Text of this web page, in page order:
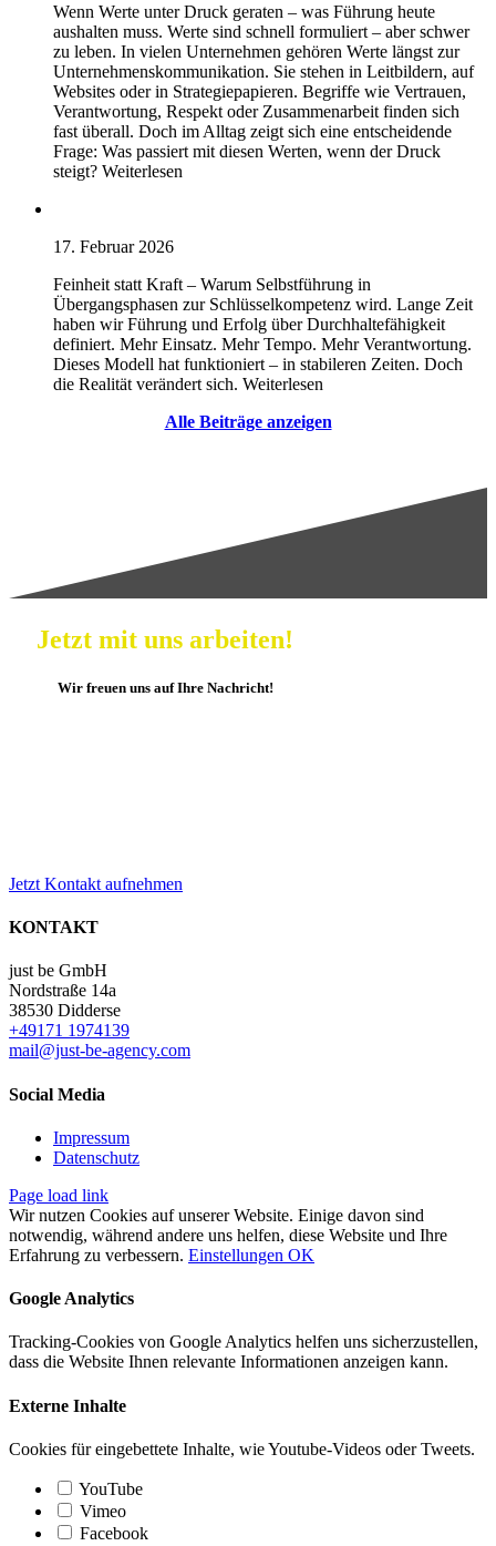
Wenn Werte unter Druck geraten – was Führung heute
aushalten muss. Werte sind schnell formuliert – aber schwer
zu leben. In vielen Unternehmen gehören Werte längst zur
Unternehmenskommunikation. Sie stehen in Leitbildern, auf
Websites oder in Strategiepapieren. Begriffe wie Vertrauen,
Verantwortung, Respekt oder Zusammenarbeit finden sich
fast überall. Doch im Alltag zeigt sich eine entscheidende
Frage: Was passiert mit diesen Werten, wenn der Druck
steigt? Weiterlesen
17. Februar 2026
Feinheit statt Kraft – Warum Selbstführung in
Übergangsphasen zur Schlüsselkompetenz wird. Lange Zeit
haben wir Führung und Erfolg über Durchhaltefähigkeit
definiert. Mehr Einsatz. Mehr Tempo. Mehr Verantwortung.
Dieses Modell hat funktioniert – in stabileren Zeiten. Doch
die Realität verändert sich. Weiterlesen
Alle Beiträge anzeigen
Jetzt mit uns arbeiten!
Wir freuen uns auf Ihre Nachricht!
Jetzt Kontakt aufnehmen
KONTAKT
just be GmbH
Nordstraße 14a
38530 Didderse
+49171 1974139
mail@just-be-agency.com
Social Media
Impressum
Datenschutz
Page load link
Wir nutzen Cookies auf unserer Website. Einige davon sind
notwendig, während andere uns helfen, diese Website und Ihre
Erfahrung zu verbessern. Einstellungen OK
Google Analytics
Tracking-Cookies von Google Analytics helfen uns sicherzustellen,
dass die Website Ihnen relevante Informationen anzeigen kann.
Externe Inhalte
Cookies für eingebettete Inhalte, wie Youtube-Videos oder Tweets.
YouTube
Vimeo
Facebook